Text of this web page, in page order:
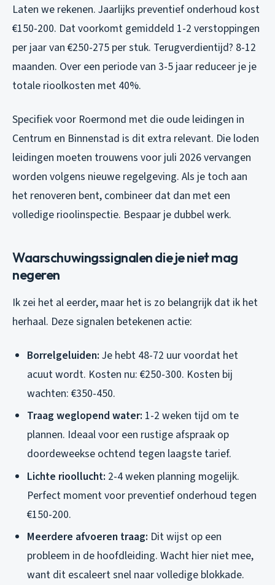
Laten we rekenen. Jaarlijks preventief onderhoud kost
€150-200. Dat voorkomt gemiddeld 1-2 verstoppingen
per jaar van €250-275 per stuk. Terugverdientijd? 8-12
maanden. Over een periode van 3-5 jaar reduceer je je
totale rioolkosten met 40%.
Specifiek voor Roermond met die oude leidingen in
Centrum en Binnenstad is dit extra relevant. Die loden
leidingen moeten trouwens voor juli 2026 vervangen
worden volgens nieuwe regelgeving. Als je toch aan
het renoveren bent, combineer dat dan met een
volledige rioolinspectie. Bespaar je dubbel werk.
Waarschuwingssignalen die je niet mag
negeren
Ik zei het al eerder, maar het is zo belangrijk dat ik het
herhaal. Deze signalen betekenen actie:
Borrelgeluiden: Je hebt 48-72 uur voordat het
acuut wordt. Kosten nu: €250-300. Kosten bij
wachten: €350-450.
Traag weglopend water: 1-2 weken tijd om te
plannen. Ideaal voor een rustige afspraak op
doordeweekse ochtend tegen laagste tarief.
Lichte rioollucht: 2-4 weken planning mogelijk.
Perfect moment voor preventief onderhoud tegen
€150-200.
Meerdere afvoeren traag: Dit wijst op een
probleem in de hoofdleiding. Wacht hier niet mee,
want dit escaleert snel naar volledige blokkade.